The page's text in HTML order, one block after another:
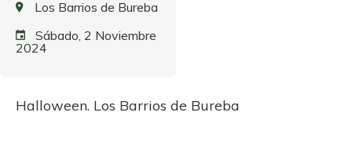
Los Barrios de Bureba
Sábado, 2 Noviembre
2024
Halloween. Los Barrios de Bureba